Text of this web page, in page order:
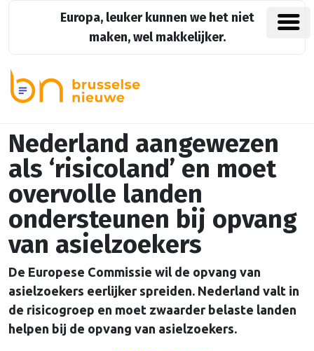
Europa, leuker kunnen we het niet
maken, wel makkelijker.
Nederland aangewezen
als ‘risicoland’ en moet
overvolle landen
ondersteunen bij opvang
van asielzoekers
De Europese Commissie wil de opvang van
asielzoekers eerlijker spreiden. Nederland valt in
de risicogroep en moet zwaarder belaste landen
helpen bij de opvang van asielzoekers.